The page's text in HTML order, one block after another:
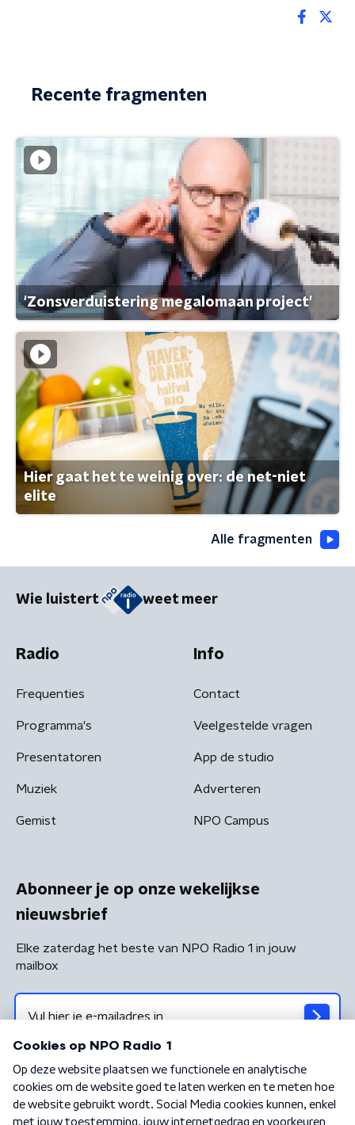
Recente fragmenten
'Zonsverduistering megalomaan project'
Hier gaat het te weinig over: de net-niet
elite
Alle fragmenten
Wie luistert weet meer
Radio
Frequenties
Programma's
Presentatoren
Muziek
Gemist
Info
Contact
Veelgestelde vragen
App de studio
Adverteren
NPO Campus
Abonneer je op onze wekelijkse
nieuwsbrief
Elke zaterdag het beste van NPO Radio 1 in jouw
mailbox
Algemene voorwaarden Privacybeleid